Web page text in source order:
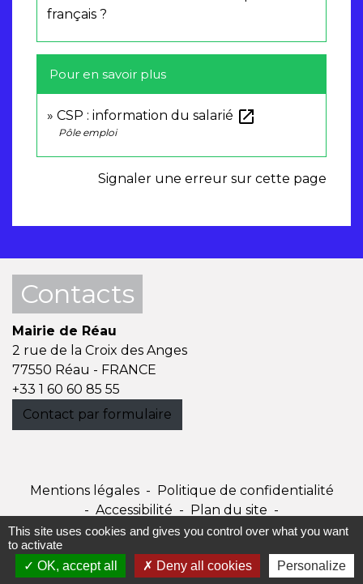
français ?
Pour en savoir plus
CSP : information du salarié open_in_new
Pôle emploi
Signaler une erreur sur cette page
Contacts
Mairie de Réau
2 rue de la Croix des Anges
77550 Réau - FRANCE
+33 1 60 60 85 55
Contact par formulaire
Mentions légales - Politique de confidentialité
- Accessibilité - Plan du site -
Gestion des cookies
Site créé en partenariat avec Réseau des Communes
This site uses cookies and gives you control over what you want
to activate
OK, accept all
Deny all cookies Personalize